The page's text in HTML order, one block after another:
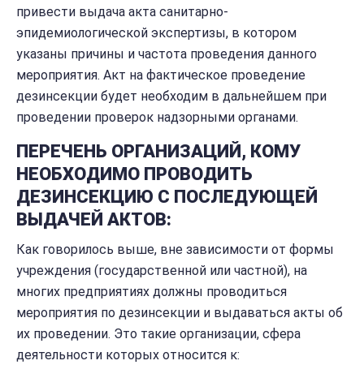
привести выдача акта санитарно-
эпидемиологической экспертизы, в котором
указаны причины и частота проведения данного
мероприятия. Акт на фактическое проведение
дезинсекции будет необходим в дальнейшем при
проведении проверок надзорными органами.
ПЕРЕЧЕНЬ ОРГАНИЗАЦИЙ, КОМУ
НЕОБХОДИМО ПРОВОДИТЬ
ДЕЗИНСЕКЦИЮ С ПОСЛЕДУЮЩЕЙ
ВЫДАЧЕЙ АКТОВ:
Как говорилось выше, вне зависимости от формы
учреждения (государственной или частной), на
многих предприятиях должны проводиться
мероприятия по дезинсекции и выдаваться акты об
их проведении. Это такие организации, сфера
деятельности которых относится к: